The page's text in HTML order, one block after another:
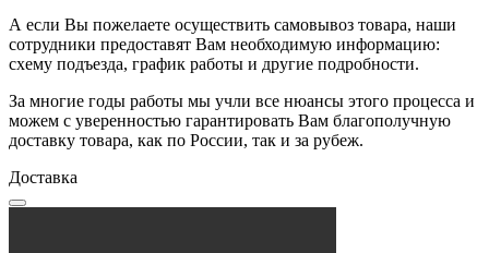
А если Вы пожелаете осуществить самовывоз товара, наши
сотрудники предоставят Вам необходимую информацию:
схему подъезда, график работы и другие подробности.
За многие годы работы мы учли все нюансы этого процесса и
можем с уверенностью гарантировать Вам благополучную
доставку товара, как по России, так и за рубеж.
Доставка